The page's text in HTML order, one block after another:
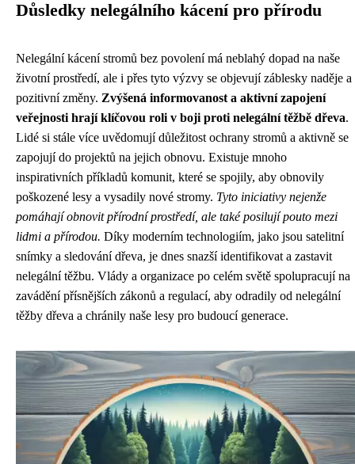
Důsledky nelegálního kácení pro přírodu
Nelegální kácení stromů bez povolení má neblahý dopad na naše
životní prostředí, ale i přes tyto výzvy se objevují záblesky naděje a
pozitivní změny. Zvýšená informovanost a aktivní zapojení
veřejnosti hrají klíčovou roli v boji proti nelegální těžbě dřeva.
Lidé si stále více uvědomují důležitost ochrany stromů a aktivně se
zapojují do projektů na jejich obnovu. Existuje mnoho
inspirativních příkladů komunit, které se spojily, aby obnovily
poškozené lesy a vysadily nové stromy. Tyto iniciativy nejenže
pomáhají obnovit přírodní prostředí, ale také posilují pouto mezi
lidmi a přírodou. Díky moderním technologiím, jako jsou satelitní
snímky a sledování dřeva, je dnes snazší identifikovat a zastavit
nelegální těžbu. Vlády a organizace po celém světě spolupracují na
zavádění přísnějších zákonů a regulací, aby odradily od nelegální
těžby dřeva a chránily naše lesy pro budoucí generace.